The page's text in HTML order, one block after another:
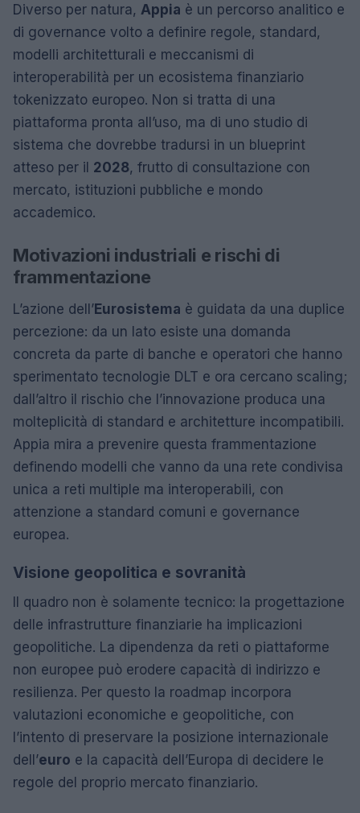
Diverso per natura, Appia è un percorso analitico e
di governance volto a definire regole, standard,
modelli architetturali e meccanismi di
interoperabilità per un ecosistema finanziario
tokenizzato europeo. Non si tratta di una
piattaforma pronta all’uso, ma di uno studio di
sistema che dovrebbe tradursi in un blueprint
atteso per il 2028, frutto di consultazione con
mercato, istituzioni pubbliche e mondo
accademico.
Motivazioni industriali e rischi di
frammentazione
L’azione dell’Eurosistema è guidata da una duplice
percezione: da un lato esiste una domanda
concreta da parte di banche e operatori che hanno
sperimentato tecnologie DLT e ora cercano scaling;
dall’altro il rischio che l’innovazione produca una
molteplicità di standard e architetture incompatibili.
Appia mira a prevenire questa frammentazione
definendo modelli che vanno da una rete condivisa
unica a reti multiple ma interoperabili, con
attenzione a standard comuni e governance
europea.
Visione geopolitica e sovranità
Il quadro non è solamente tecnico: la progettazione
delle infrastrutture finanziarie ha implicazioni
geopolitiche. La dipendenza da reti o piattaforme
non europee può erodere capacità di indirizzo e
resilienza. Per questo la roadmap incorpora
valutazioni economiche e geopolitiche, con
l’intento di preservare la posizione internazionale
dell’euro e la capacità dell’Europa di decidere le
regole del proprio mercato finanziario.